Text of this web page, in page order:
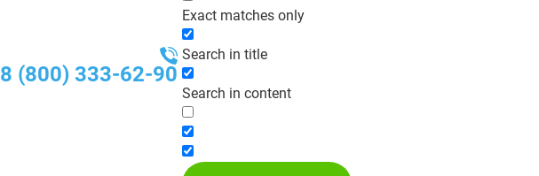
8 (800) 333-62-90
Exact matches only
Search in title
Search in content